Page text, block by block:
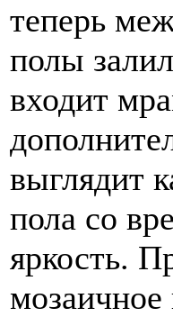
теперь
полы
входит
выглядит
пола со
яркость.